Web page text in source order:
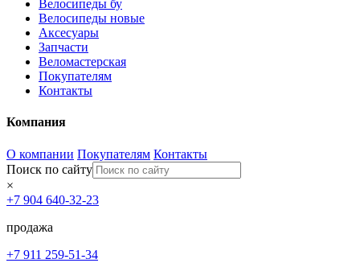
Велосипеды бу
Велосипеды новые
Аксесуары
Запчасти
Веломастерская
Покупателям
Контакты
Компания
О компании Покупателям Контакты
Поиск по сайту
×
+7 904 640-32-23
продажа
+7 911 259-51-34